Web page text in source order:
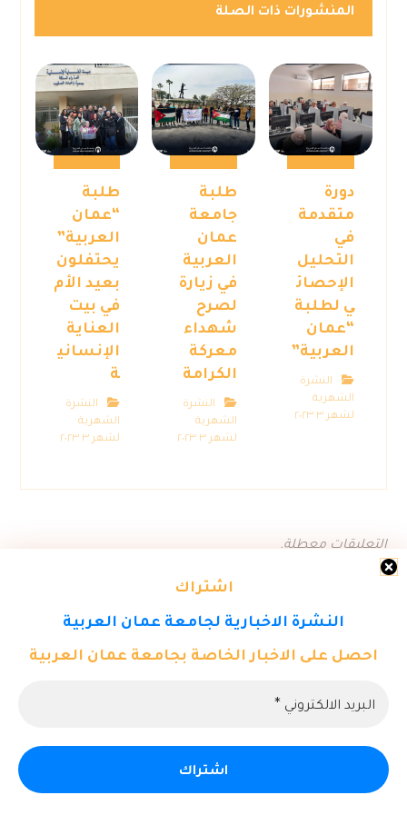
اشتراك
النشرة الاخبارية لجامعة عمان العربية
احصل على الاخبار الخاصة بجامعة عمان العربية
المنشورات ذات الصلة
دورة
متقدمة
في
التحليل
الإحصائ
ي لطلبة
“عمان
العربية”
النشرة
الشهرية
لشهر ٣ ٢٠٢٣
طلبة
جامعة
عمان
العربية
في زيارة
لصرح
شهداء
معركة
الكرامة
النشرة
الشهرية
لشهر ٣ ٢٠٢٣
طلبة
“عمان
العربية”
يحتفلون
بعيد الأم
في بيت
العناية
الإنساني
ة
النشرة
الشهرية
لشهر ٣ ٢٠٢٣
التعليقات معطلة.
© حقوق النشر ٢٠٢٦. كل الحقوق محفوظة لمركز تكنولوجيا المعلومات -